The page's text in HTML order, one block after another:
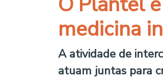
medicina
A atividade de
atuam juntas para